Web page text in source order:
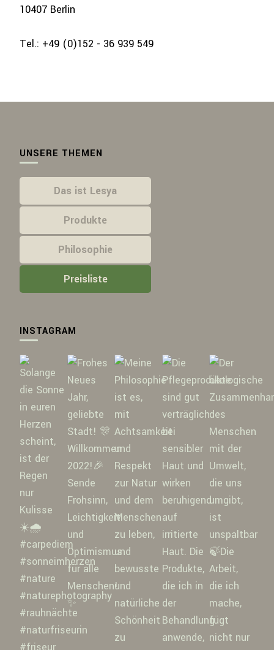
10407 Berlin
Tel.: +49 (0)152 - 36 939 549
UNSERE THEMEN
Das ist Lesya
Produkte
Philosophie
Preisliste
INSTAGRAM